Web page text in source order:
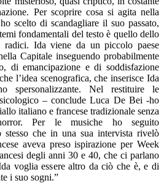
Per scoprire cosa si agita nella
scelto di scandagliare il suo passato,
fondamentali del testo è quello dello
radici. Ida viene da un piccolo paese
Capitale inseguendo probabilmente
di emancipazione e di soddisfazione
l’idea scenografica, che inserisce Ida
spersonalizzante. Nel restituire le
– conclude Luca De Bei -ho
italiano e francese tradizionale senza
Per le musiche ho seguito
stesso che in una sua intervista rivelò
aveva preso ispirazione per Week
degli anni 30 e 40, che ci parlano
voglia essere altro da ciò che è, e di
i suo sogni.”